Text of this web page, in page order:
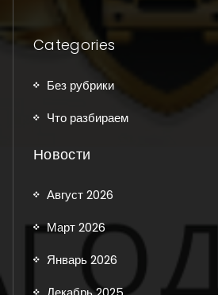
Categories
Без рубрики
Что разбираем
Новости
Август 2026
Март 2026
Январь 2026